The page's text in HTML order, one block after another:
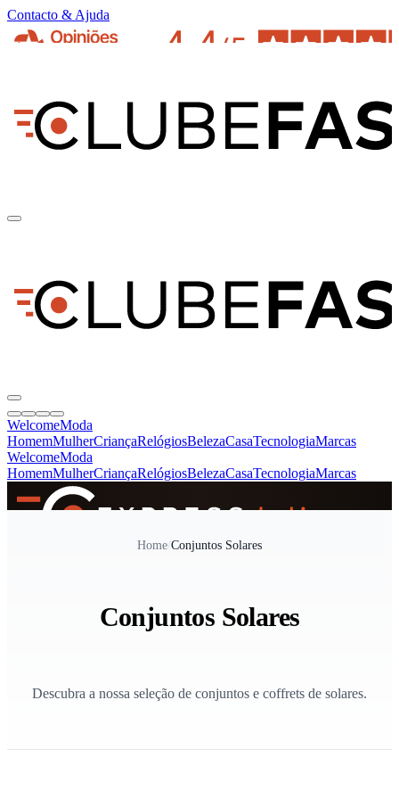
Contacto & Ajuda
WelcomeModa
HomemMulherCriançaRelógiosBelezaCasaTecnologiaMarcas
WelcomeModa
HomemMulherCriançaRelógiosBelezaCasaTecnologiaMarcas
Home/Conjuntos Solares
Conjuntos Solares
Descubra a nossa seleção de conjuntos e coffrets de solares.